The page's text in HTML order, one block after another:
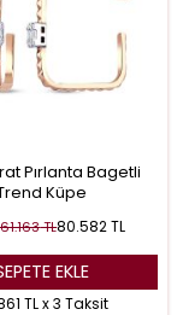
Pırlanta Bagetli
Küpe
TL80.582TL
EKLE
TL x 3 Taksit